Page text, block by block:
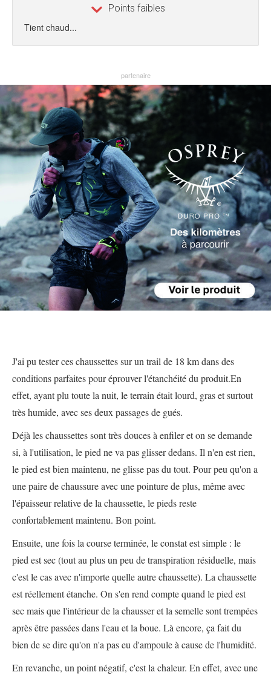
Points faibles
Tient chaud...
J'ai pu tester ces chaussettes sur un trail de 18 km dans des
conditions parfaites pour éprouver l'étanchéité du produit.En
effet, ayant plu toute la nuit, le terrain était lourd, gras et surtout
très humide, avec ses deux passages de gués.
Déjà les chaussettes sont très douces à enfiler et on se demande
si, à l'utilisation, le pied ne va pas glisser dedans. Il n'en est rien,
le pied est bien maintenu, ne glisse pas du tout. Pour peu qu'on a
une paire de chaussure avec une pointure de plus, même avec
l'épaisseur relative de la chaussette, le pieds reste
confortablement maintenu. Bon point.
Ensuite, une fois la course terminée, le constat est simple : le
pied est sec (tout au plus un peu de transpiration résiduelle, mais
c'est le cas avec n'importe quelle autre chaussette). La chaussette
est réellement étanche. On s'en rend compte quand le pied est
sec mais que l'intérieur de la chausser et la semelle sont trempées
après être passées dans l'eau et la boue. Là encore, ça fait du
bien de se dire qu'on n'a pas eu d'ampoule à cause de l'humidité.
En revanche, un point négatif, c'est la chaleur. En effet, avec une